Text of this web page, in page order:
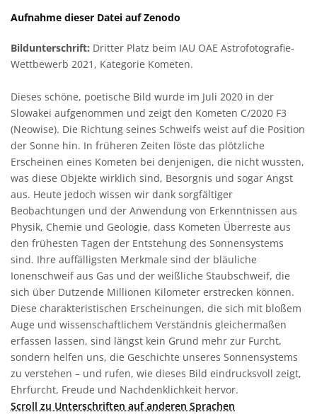
Aufnahme dieser Datei auf Zenodo
Bildunterschrift: Dritter Platz beim IAU OAE Astrofotografie-
Wettbewerb 2021, Kategorie Kometen.
Dieses schöne, poetische Bild wurde im Juli 2020 in der
Slowakei aufgenommen und zeigt den Kometen C/2020 F3
(Neowise). Die Richtung seines Schweifs weist auf die Position
der Sonne hin. In früheren Zeiten löste das plötzliche
Erscheinen eines Kometen bei denjenigen, die nicht wussten,
was diese Objekte wirklich sind, Besorgnis und sogar Angst
aus. Heute jedoch wissen wir dank sorgfältiger
Beobachtungen und der Anwendung von Erkenntnissen aus
Physik, Chemie und Geologie, dass Kometen Überreste aus
den frühesten Tagen der Entstehung des Sonnensystems
sind. Ihre auffälligsten Merkmale sind der bläuliche
Ionenschweif aus Gas und der weißliche Staubschweif, die
sich über Dutzende Millionen Kilometer erstrecken können.
Diese charakteristischen Erscheinungen, die sich mit bloßem
Auge und wissenschaftlichem Verständnis gleichermaßen
erfassen lassen, sind längst kein Grund mehr zur Furcht,
sondern helfen uns, die Geschichte unseres Sonnensystems
zu verstehen – und rufen, wie dieses Bild eindrucksvoll zeigt,
Ehrfurcht, Freude und Nachdenklichkeit hervor.
Scroll zu Unterschriften auf anderen Sprachen